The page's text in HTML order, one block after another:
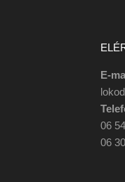
E-
06
06